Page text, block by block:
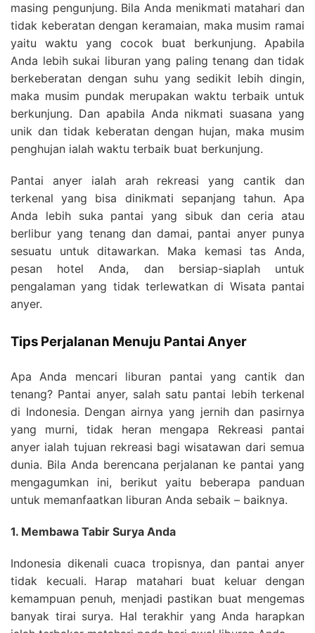
masing pengunjung. Bila Anda menikmati matahari dan
tidak keberatan dengan keramaian, maka musim ramai
yaitu waktu yang cocok buat berkunjung. Apabila
Anda lebih sukai liburan yang paling tenang dan tidak
berkeberatan dengan suhu yang sedikit lebih dingin,
maka musim pundak merupakan waktu terbaik untuk
berkunjung. Dan apabila Anda nikmati suasana yang
unik dan tidak keberatan dengan hujan, maka musim
penghujan ialah waktu terbaik buat berkunjung.
Pantai anyer ialah arah rekreasi yang cantik dan
terkenal yang bisa dinikmati sepanjang tahun. Apa
Anda lebih suka pantai yang sibuk dan ceria atau
berlibur yang tenang dan damai, pantai anyer punya
sesuatu untuk ditawarkan. Maka kemasi tas Anda,
pesan hotel Anda, dan bersiap-siaplah untuk
pengalaman yang tidak terlewatkan di Wisata pantai
anyer.
Tips Perjalanan Menuju Pantai Anyer
Apa Anda mencari liburan pantai yang cantik dan
tenang? Pantai anyer, salah satu pantai lebih terkenal
di Indonesia. Dengan airnya yang jernih dan pasirnya
yang murni, tidak heran mengapa Rekreasi pantai
anyer ialah tujuan rekreasi bagi wisatawan dari semua
dunia. Bila Anda berencana perjalanan ke pantai yang
mengagumkan ini, berikut yaitu beberapa panduan
untuk memanfaatkan liburan Anda sebaik – baiknya.
1. Membawa Tabir Surya Anda
Indonesia dikenali cuaca tropisnya, dan pantai anyer
tidak kecuali. Harap matahari buat keluar dengan
kemampuan penuh, menjadi pastikan buat mengemas
banyak tirai surya. Hal terakhir yang Anda harapkan